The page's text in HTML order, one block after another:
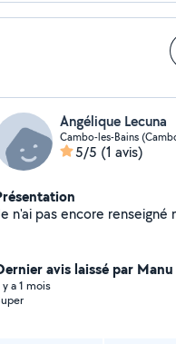
Angélique Lecuna
Cambo-les-Bains
5/5 (1 avis)
avis laissé par
y a 1 mois